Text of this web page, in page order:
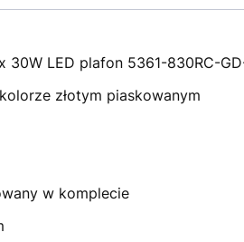
30W LED plafon 5361-830RC-
złotym piaskowanym
w komplecie